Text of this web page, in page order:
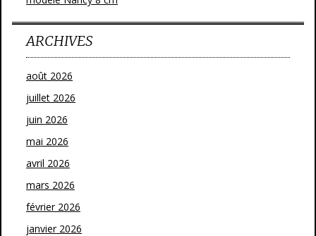
ARCHIVES
août 2026
juillet 2026
juin 2026
mai 2026
avril 2026
mars 2026
février 2026
janvier 2026